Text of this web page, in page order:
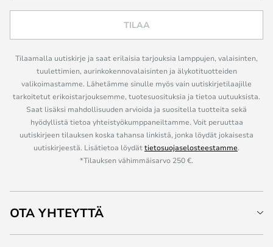
TILAA
Tilaamalla uutiskirje ja saat erilaisia tarjouksia lamppujen, valaisinten,
tuulettimien, aurinkokennovalaisinten ja älykotituotteiden
valikoimastamme. Lähetämme sinulle myös vain uutiskirjetilaajille
tarkoitetut erikoistarjouksemme, tuotesuosituksia ja tietoa uutuuksista.
Saat lisäksi mahdollisuuden arvioida ja suositella tuotteita sekä
hyödyllistä tietoa yhteistyökumppaneiltamme. Voit peruuttaa
uutiskirjeen tilauksen koska tahansa linkistä, jonka löydät jokaisesta
uutiskirjeestä. Lisätietoa löydättietosuojaselosteestamme.
*Tilauksen vähimmäisarvo 250 €.
OTA YHTEYTTÄ